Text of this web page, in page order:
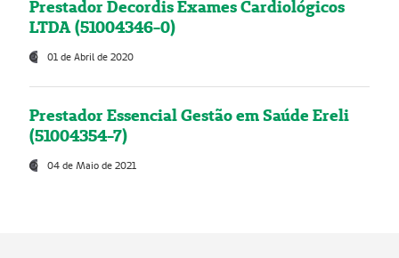
Prestador Decordis Exames Cardiológicos
LTDA (51004346-0)
01 de Abril de 2020
Prestador Essencial Gestão em Saúde Ereli
(51004354-7)
04 de Maio de 2021